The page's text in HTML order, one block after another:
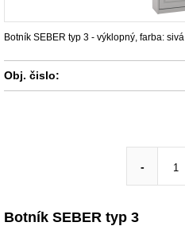
Botník SEBER typ 3 - výklopný, farba: sivá
Obj. čislo:
-
Botník SEBER typ 3